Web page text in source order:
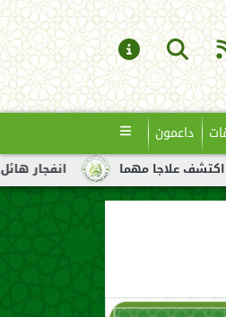
داعمون
انفجار هائل لناقلة نفط مهما